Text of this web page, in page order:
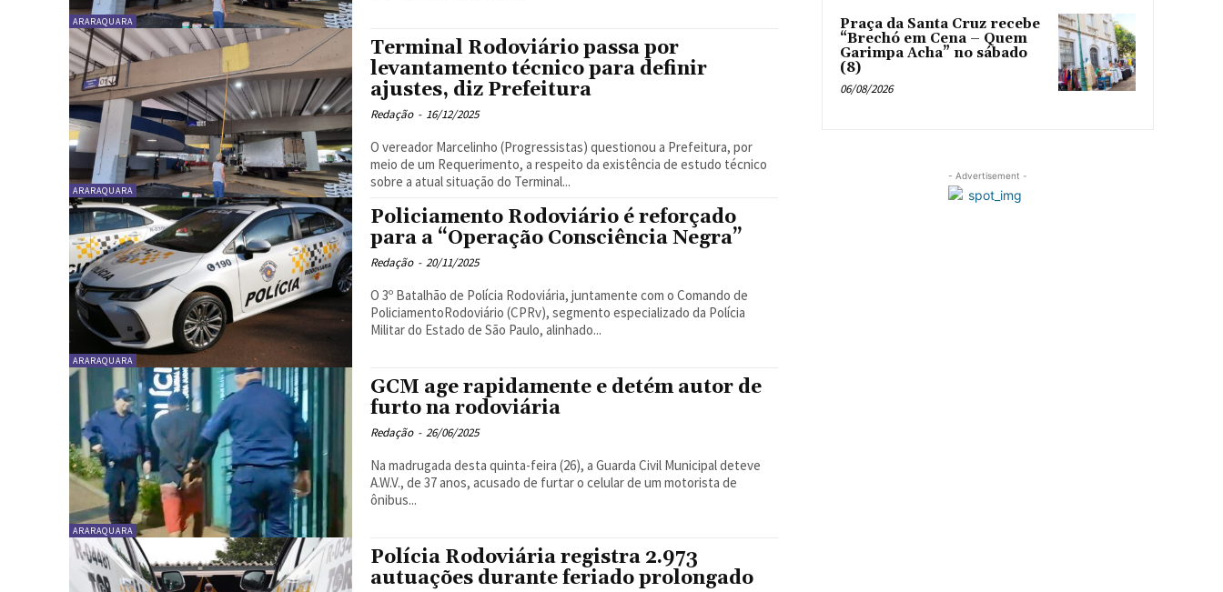
ARARAQUARA
ARARAQUARA
Terminal Rodoviário passa por
levantamento técnico para definir
ajustes, diz Prefeitura
Redação - 16/12/2025
O vereador Marcelinho (Progressistas) questionou a Prefeitura, por
meio de um Requerimento, a respeito da existência de estudo técnico
sobre a atual situação do Terminal...
ARARAQUARA
Policiamento Rodoviário é reforçado
para a “Operação Consciência Negra”
Redação - 20/11/2025
O 3º Batalhão de Polícia Rodoviária, juntamente com o Comando de
PoliciamentoRodoviário (CPRv), segmento especializado da Polícia
Militar do Estado de São Paulo, alinhado...
ARARAQUARA
GCM age rapidamente e detém autor de
furto na rodoviária
Redação - 26/06/2025
Na madrugada desta quinta-feira (26), a Guarda Civil Municipal deteve
A.W.V., de 37 anos, acusado de furtar o celular de um motorista de
ônibus...
Polícia Rodoviária registra 2.973
autuações durante feriado prolongado
Praça da Santa Cruz recebe
“Brechó em Cena – Quem
Garimpa Acha” no sábado
(8)
06/08/2026
- Advertisement -